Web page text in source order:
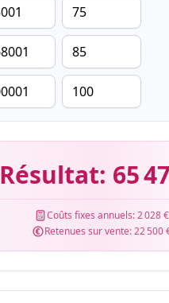
Résultat: 65
Coûts fixes annuels:2 028 €
Retenues sur vente:22 500